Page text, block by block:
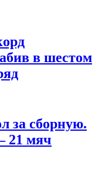
в шестом
за сборную.
21 мяч